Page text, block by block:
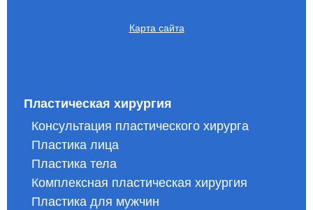
Карта сайта
Пластическая хирургия
Консультация пластического хирурга
Пластика лица
Пластика тела
Комплексная пластическая хирургия
Пластика для мужчин